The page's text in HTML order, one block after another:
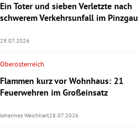
Ein Toter und sieben Verletzte nach
schwerem Verkehrsunfall im Pinzgau
29.07.2026
Oberösterreich
Flammen kurz vor Wohnhaus: 21
Feuerwehren im Großeinsatz
Johannes Weichhart28.07.2026